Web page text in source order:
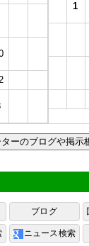
1
ーのブログや掲
ブログ
ニュース検索